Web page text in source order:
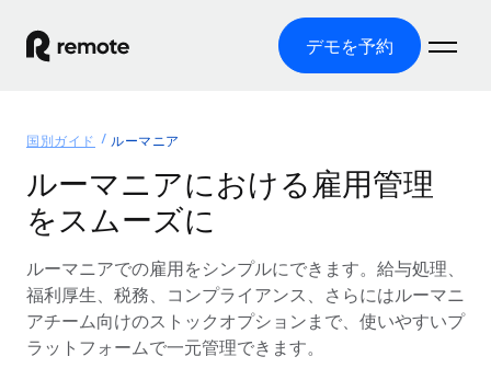
デモを予約
グローバル雇用
グローバル給与処理
コンプライアンス対応の給与処理を手軽に
Employer of Record（EOR）
グローバル展開をコストをかけずに実現
ソリューション
各国の制度に対応
国別ガイド
/国別のグローバル雇用支援を検索する
リソース
ツールと計算ツール
価格
国別ガイド ルーマニア
ルーマニアにおける雇用管理
をスムーズに
ルーマニアでの雇用をシンプルにできます。給与処理、
福利厚生、税務、コンプライアンス、さらにはルーマニ
アチーム向けのストックオプションまで、使いやすいプ
ラットフォームで一元管理できます。